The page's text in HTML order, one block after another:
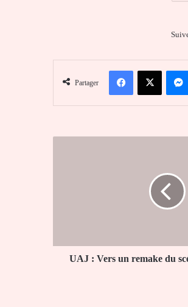
Partager
FacebookX
CAF ?
UAJ : Vers un remake du